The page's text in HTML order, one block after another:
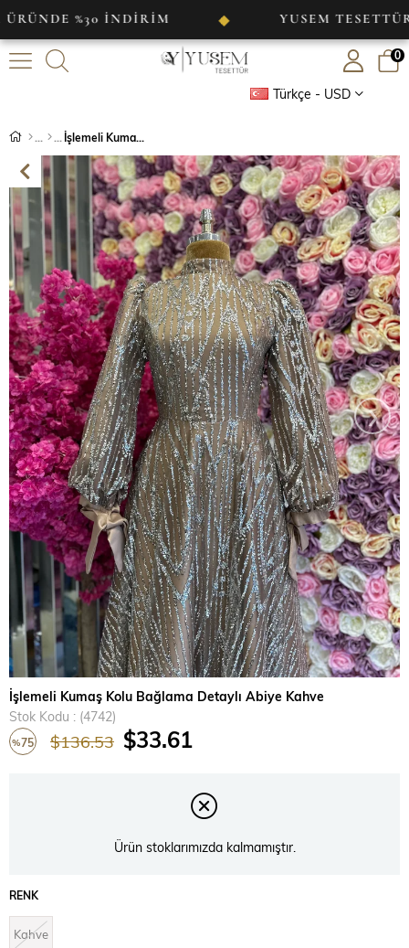
%30 İNDİRİM ◆ YUSEM TESETTÜR
Türkçe - USD
0
İşlemeli Kumaş Kolu Bağlama Detaylı Abiye Kahve
›
İşlemeli Kumaş Kolu Bağlama Detaylı Abiye Kahve
Stok Kodu
(4742)
%75 $136.53 $33.61
Ürün stoklarımızda kalmamıştır.
RENK
Kahve